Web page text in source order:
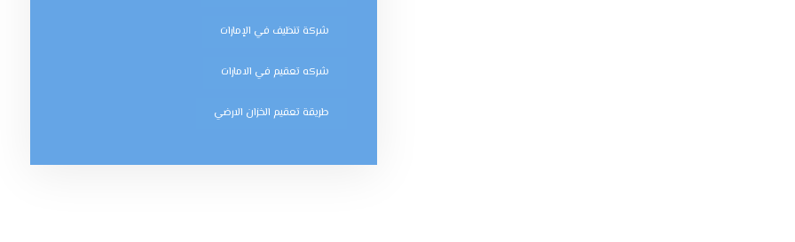
شركة تنظيف في الإمارات
شركه تعقيم في الامارات
طريقة تعقيم الخزان الارضي